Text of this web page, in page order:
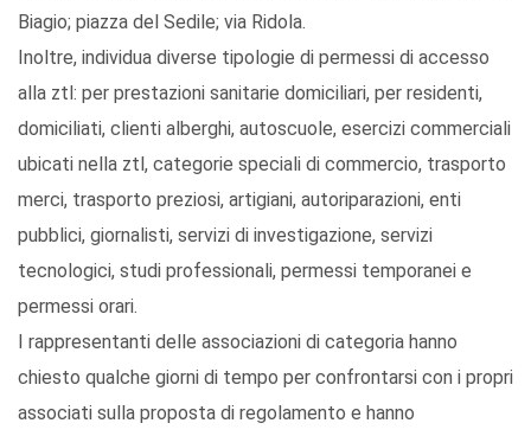
Biagio; piazza del Sedile; via Ridola.
Inoltre, individua diverse tipologie di permessi di accesso
alla ztl: per prestazioni sanitarie domiciliari, per residenti,
domiciliati, clienti alberghi, autoscuole, esercizi commerciali
ubicati nella ztl, categorie speciali di commercio, trasporto
merci, trasporto preziosi, artigiani, autoriparazioni, enti
pubblici, giornalisti, servizi di investigazione, servizi
tecnologici, studi professionali, permessi temporanei e
permessi orari.
I rappresentanti delle associazioni di categoria hanno
chiesto qualche giorni di tempo per confrontarsi con i propri
associati sulla proposta di regolamento e hanno